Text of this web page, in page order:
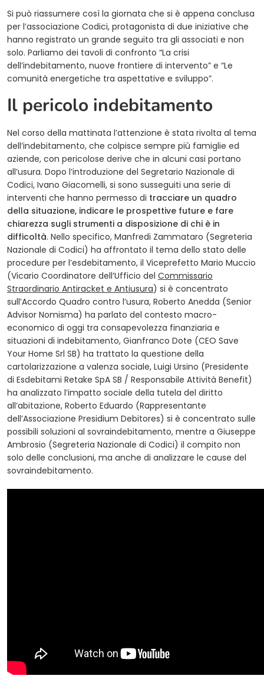
Si può riassumere così la giornata che si è appena conclusa
per l’associazione Codici, protagonista di due iniziative che
hanno registrato un grande seguito tra gli associati e non
solo. Parliamo dei tavoli di confronto “La crisi
dell’indebitamento, nuove frontiere di intervento” e “Le
comunità energetiche tra aspettative e sviluppo”.
Il pericolo indebitamento
Nel corso della mattinata l’attenzione è stata rivolta al tema
dell’indebitamento, che colpisce sempre più famiglie ed
aziende, con pericolose derive che in alcuni casi portano
all’usura. Dopo l’introduzione del Segretario Nazionale di
Codici, Ivano Giacomelli, si sono susseguiti una serie di
interventi che hanno permesso di tracciare un quadro
della situazione, indicare le prospettive future e fare
chiarezza sugli strumenti a disposizione di chi è in
difficoltà. Nello specifico, Manfredi Zammataro (Segreteria
Nazionale di Codici) ha affrontato il tema dello stato delle
procedure per l’esdebitamento, il Viceprefetto Mario Muccio
(Vicario Coordinatore dell’Ufficio del Commissario
Straordinario Antiracket e Antiusura(opens in a new tab)
) si è concentrato
sull’Accordo Quadro contro l’usura, Roberto Anedda (Senior
Advisor Nomisma) ha parlato del contesto macro-
economico di oggi tra consapevolezza finanziaria e
situazioni di indebitamento, Gianfranco Dote (CEO Save
Your Home Srl SB) ha trattato la questione della
cartolarizzazione a valenza sociale, Luigi Ursino (Presidente
di Esdebitami Retake SpA SB / Responsabile Attività Benefit)
ha analizzato l’impatto sociale della tutela del diritto
all’abitazione, Roberto Eduardo (Rappresentante
dell’Associazione Presidium Debitores) si è concentrato sulle
possibili soluzioni al sovraindebitamento, mentre a Giuseppe
Ambrosio (Segreteria Nazionale di Codici) il compito non
solo delle conclusioni, ma anche di analizzare le cause del
sovraindebitamento.